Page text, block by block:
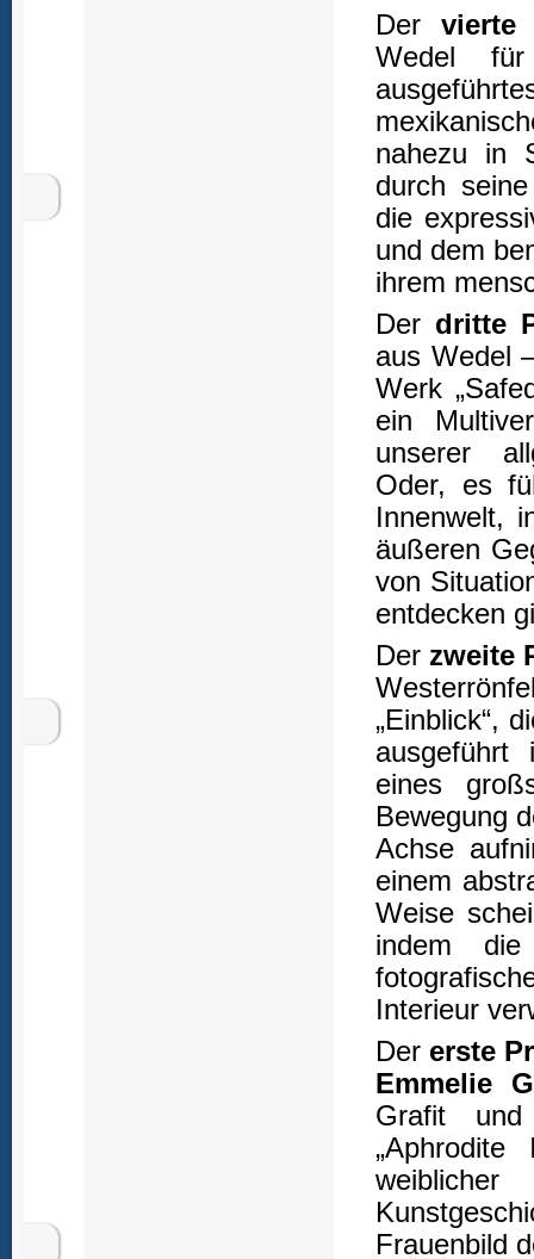
Der vierte
Wedel
nahezu in
durch
die
und dem
ihrem
Der dritte
aus Wedel
Werk
ein
unserer
Oder, es
Innenwelt,
äußeren
von
entdecken
Der zweite
„Einblick“,
eines
Bewegung
Achse
einem
Weise
indem die
Interieur
Der erste
Emmelie
Grafit
Frauenbild